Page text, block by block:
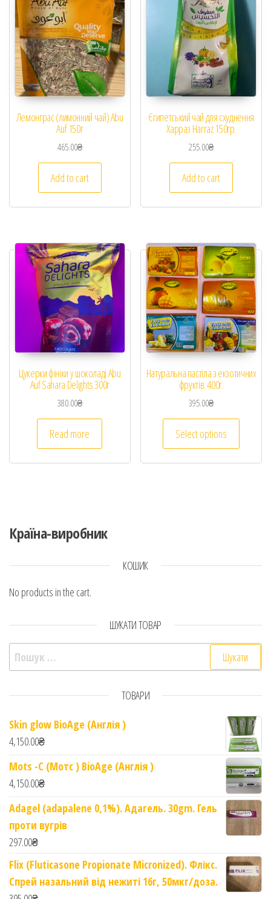
Лемонграс (лимонний чай) Abu
Auf 150г
465.00₴
Add to cart
Єгипетський чай для схуднення
Харраз Harraz 150гр.
255.00₴
Add to cart
Цукерки фініки у шоколаді Abu
Auf Sahara Delights 300г
380.00₴
Read more
Натуральна пастіла з екзотичних
фруктів. 400г.
395.00₴
Select options
Країна-виробник
КОШИК
No products in the cart.
ШУКАТИ ТОВАР
Пошук:
ТОВАРИ
Skin glow BioAge (Англія )
4,150.00₴
Mots -C (Мотс ) BioAge (Англія )
4,150.00₴
Adagel (adapalene 0,1%). Адагель. 30gm. Гель
проти вугрів
297.00₴
Flix (Fluticasone Propionate Micronized). Флікс.
Спрей назальний від нежиті 16г, 50мкг/доза.